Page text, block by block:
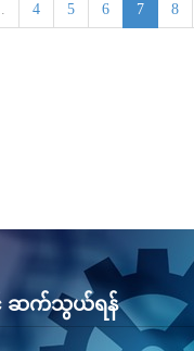
4 5 6 7 8
ဆက်သွယ်ရန်